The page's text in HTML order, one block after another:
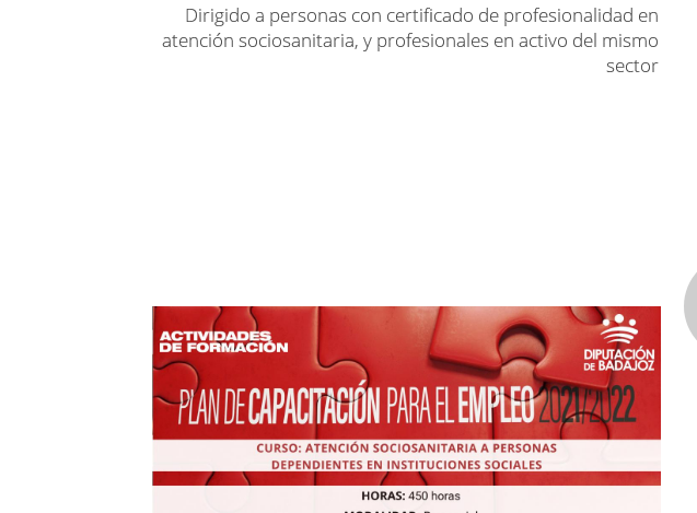
Dirigido a personas con certificado de profesionalidad en
atención sociosanitaria, y profesionales en activo del mismo
sector